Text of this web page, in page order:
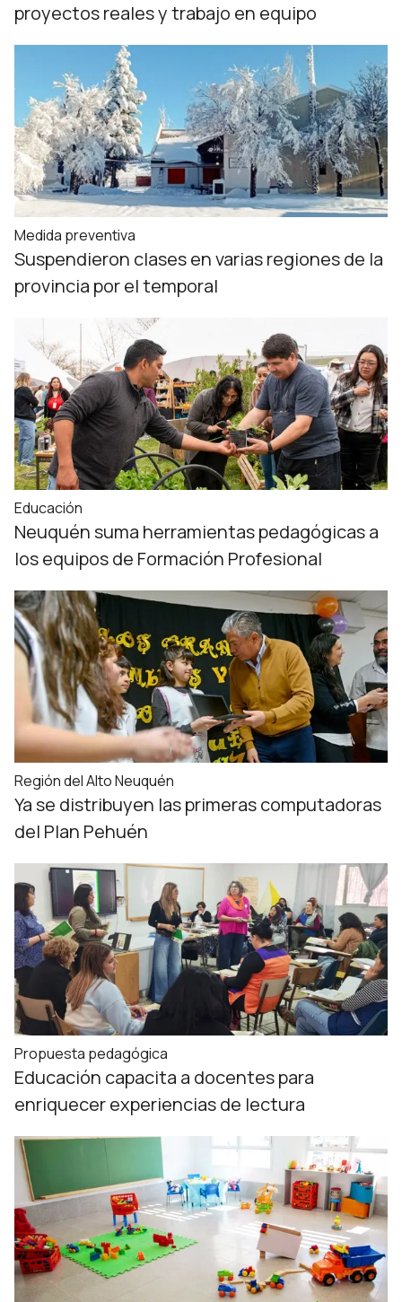
proyectos reales y trabajo en equipo
Medida preventiva
Suspendieron clases en varias regiones de la
provincia por el temporal
Educación
Neuquén suma herramientas pedagógicas a
los equipos de Formación Profesional
Región del Alto Neuquén
Ya se distribuyen las primeras computadoras
del Plan Pehuén
Propuesta pedagógica
Educación capacita a docentes para
enriquecer experiencias de lectura